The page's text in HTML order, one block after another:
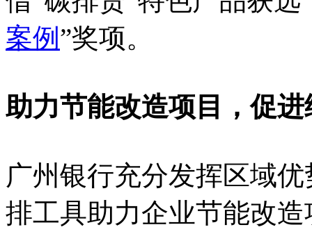
案例 ”奖项。
助力节能改造项目，促
广州银行充分发挥区域
排工具助力企业节能改